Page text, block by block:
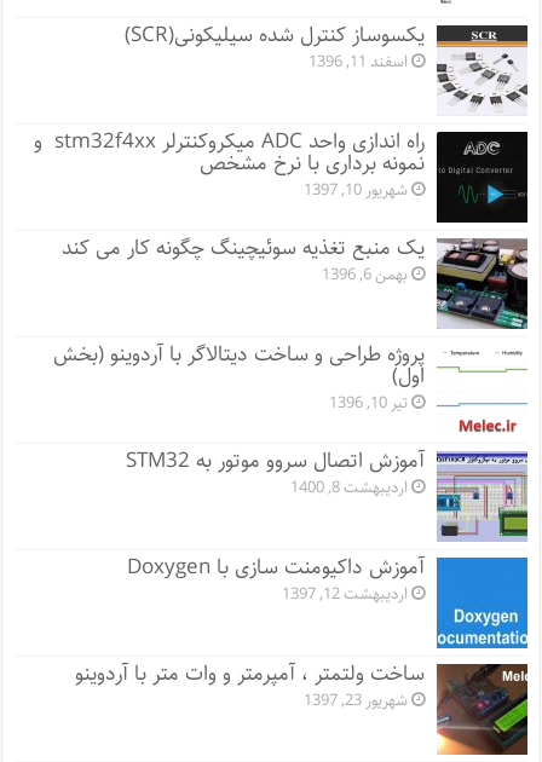
یکسوساز کنترل شده سیلیکونی(SCR)
اسفند 11, 1396
راه اندازی واحد ADC میکروکنترلر stm32f4xx و
نمونه برداری با نرخ مشخص
شهریور 10, 1397
یک منبع تغذیه سوئیچینگ چگونه کار می کند
بهمن 6, 1396
پروژه طراحی و ساخت دیتالاگر با آردوینو (بخش
اول)
تیر 10, 1396
آموزش اتصال سروو موتور به STM32
اردیبهشت 8, 1400
آموزش داکیومنت سازی با Doxygen
اردیبهشت 12, 1397
ساخت ولتمتر ، آمپرمتر و وات متر با آردوینو
شهریور 23, 1397